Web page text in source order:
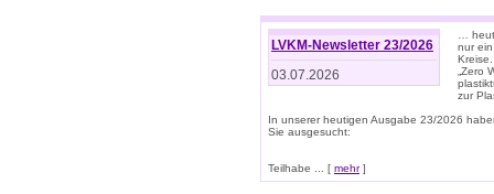
LVKM-Newsletter 23/2026
03.07.2026
…
nur
„Zero
zur
In unserer heutigen Ausgabe 23/2026
Sie ausgesucht:
Teilhabe ... [ mehr]